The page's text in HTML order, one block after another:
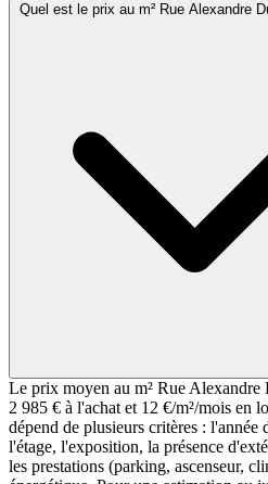
Quel est le prix au m² Rue Alexandre
Le prix moyen au m² Rue Alexandre
2 985 € à l'achat et 12 €/m²/mois en
dépend de plusieurs critères : l'année
l'étage, l'exposition, la présence
les prestations (parking, ascenseur,